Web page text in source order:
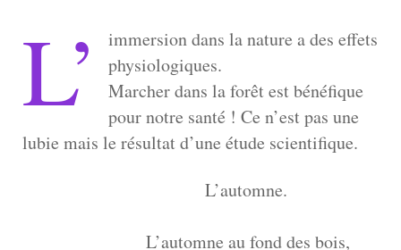
L’
immersion dans la nature a des effets
physiologiques.
Marcher dans la forêt est bénéfique
pour notre santé ! Ce n’est pas une
lubie mais le résultat d’une étude scientifique.
L’automne.
L’automne au fond des bois,